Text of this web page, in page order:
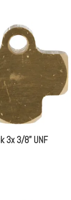
3x 3/8” UNF